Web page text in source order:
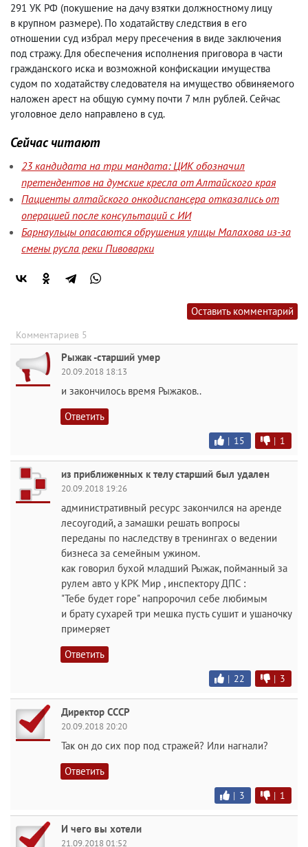
291 УК РФ (покушение на дачу взятки должностному лицу
в крупном размере). По ходатайству следствия в его
отношении суд избрал меру пресечения в виде заключения
под стражу. Для обеспечения исполнения приговора в части
гражданского иска и возможной конфискации имущества
судом по ходатайству следователя на имущество обвиняемого
наложен арест на общую сумму почти 7 млн рублей. Сейчас
уголовное дело направлено в суд.
Сейчас читают
23 кандидата на три мандата: ЦИК обозначил
претендентов на думские кресла от Алтайского края
Пациенты алтайского онкодиспансера отказались от
операцией после консультаций с ИИ
Барнаульцы опасаются обрушения улицы Малахова из-за
смены русла реки Пивоварки
Оставить комментарий
Комментариев 5
Рыжак -старший умер
20.09.2018 18:13
и закончилось время Рыжаков..
Ответить
| 15 | 1
из приближенных к телу старший был удален
20.09.2018 19:26
административный ресурс закончился на аренде
лесоугодий, а замашки решать вопросы
переданы по наследству в тренингах о ведении
бизнеса за семейным ужином.
как говорил бухой младший Рыжак, пойманный за
рулем авто у КРК Мир , инспектору ДПС :
"Тебе будет горе" напророчил себе любимым
и брату сухарей три мешка пусть сушит и ушаночку
примеряет
Ответить
| 22 | 3
Директор СССР
20.09.2018 20:20
Так он до сих пор под стражей? Или нагнали?
Ответить
| 3 | 1
И чего вы хотели
21.09.2018 01:52